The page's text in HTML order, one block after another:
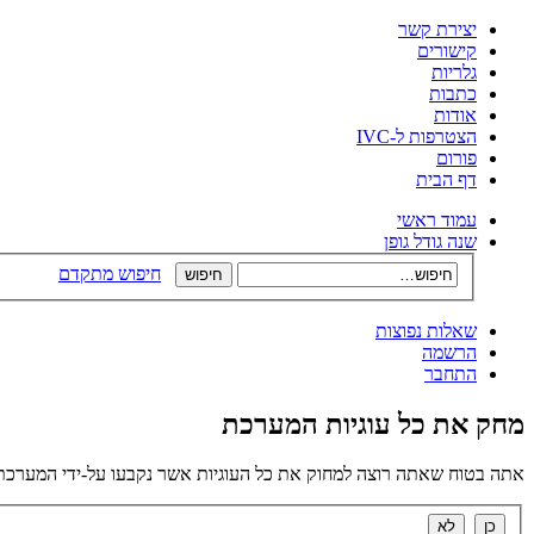
יצירת קשר
קישורים
גלריות
כתבות
אודות
הצטרפות ל-IVC
פורום
דף הבית
עמוד ראשי
שנה גודל גופן
חיפוש מתקדם
שאלות נפוצות
הרשמה
התחבר
מחק את כל עוגיות המערכת
אתה בטוח שאתה רוצה למחוק את כל העוגיות אשר נקבעו על-ידי